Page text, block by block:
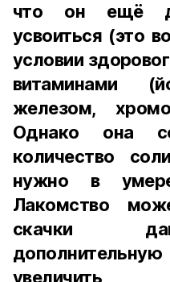
что он ещё
усвоиться (это
условии
витаминами
железом,
Однако она
количество
нужно в
Лакомство
скачки
увеличить